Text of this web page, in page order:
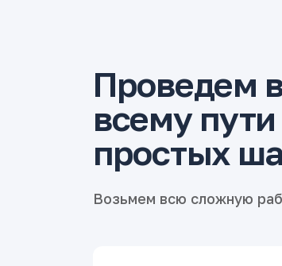
Проведем
всему пути
простых
Возьмем всю сложную